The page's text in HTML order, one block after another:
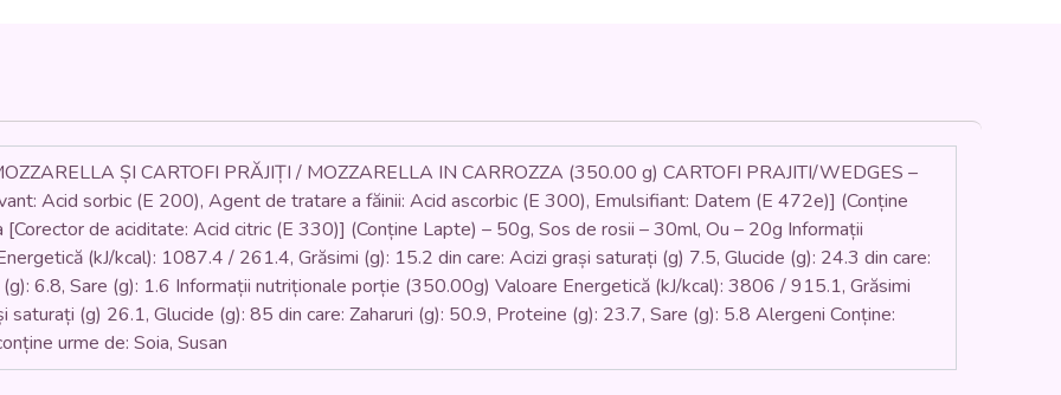
rosii,
cartofi
prajiti)
-
350
gr.
ȘI CARTOFI PRĂJIȚI / MOZZARELLA IN CARROZZA (350.00 g) CARTOFI PRAJITI/WEDGES –
Acid sorbic (E 200), Agent de tratare a făinii: Acid ascorbic (E 300), Emulsifiant: Datem (E 472e)] (Conține
de aciditate: Acid citric (E 330)] (Conține Lapte) – 50g, Sos de rosii – 30ml, Ou – 20g Informații
(kJ/kcal): 1087.4 / 261.4, Grăsimi (g): 15.2 din care: Acizi grași saturați (g) 7.5, Glucide (g): 24.3 din care:
6.8, Sare (g): 1.6 Informații nutriționale porție (350.00g) Valoare Energetică (kJ/kcal): 3806 / 915.1, Grăsimi
saturați (g) 26.1, Glucide (g): 85 din care: Zaharuri (g): 50.9, Proteine (g): 23.7, Sare (g): 5.8 Alergeni Conține:
urme de: Soia, Susan